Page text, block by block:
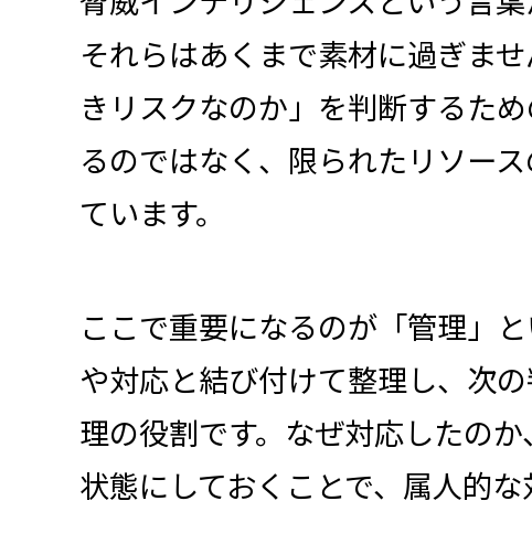
それらはあくまで素材に過ぎま
きリスクなのか」を判断するた
るのではなく、限られたリソー
ています。
ここで重要になるのが「管理」
や対応と結び付けて整理し、次
理の役割です。なぜ対応したの
状態にしておくことで、属人的な